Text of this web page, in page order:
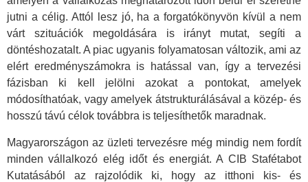
jutni a célig. Attól lesz jó, ha a forgatókönyvön kívül a nem
várt szituációk megoldására is irányt mutat, segíti a
döntéshozatalt. A piac ugyanis folyamatosan változik, ami az
elért eredményszámokra is hatással van, így a tervezési
fázisban ki kell jelölni azokat a pontokat, amelyek
módosíthatóak, vagy amelyek átstrukturálásával a közép- és
hosszú távú célok továbbra is teljesíthetők maradnak.
Magyarországon az üzleti tervezésre még mindig nem fordít
minden vállalkozó elég időt és energiát. A CIB Stafétabot
Kutatásából az rajzolódik ki, hogy az itthoni kis- és